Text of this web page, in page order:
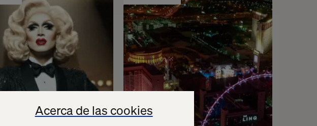
Acerca de las cookies